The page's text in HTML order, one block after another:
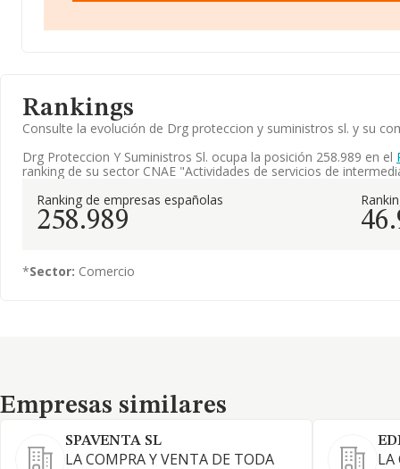
Rankings
Consulte la evolución de Drg proteccion y suministros sl. y su
Drg Proteccion Y Suministros Sl. ocupa la posición 258.989 en el
ranking de su sector CNAE "Actividades de servicios de
Ranking de empresas españolas
258.989
*Sector: Comercio
Empresas similares
Empresas similares
SPAVENTA SL
LA COMPRA Y VENTA DE TODA
LA